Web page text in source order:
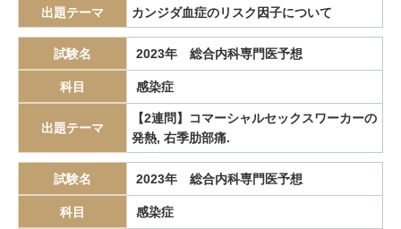
アスベスト アスペルギルス アトピー性皮膚炎
アナフィラキシー アニオンギャップ アニサキス症
アミロイドーシス アメーバ赤痢
アルコール性肝障害 アルツハイマー型認知症
アレルギー性気管支肺アスペルギルス症
アレルゲン免疫療法 アンジオテンシンII受容体拮抗薬
イマチニブ インスリノーマ
出題テーマ カンジダ血症のリスク因子について
試験名 2023年 総合内科専門医予想
科目 感染症
出題テーマ
【2連問】コマーシャルセックスワーカーの
発熱, 右季肋部痛.
試験名 2023年 総合内科専門医予想
科目 感染症